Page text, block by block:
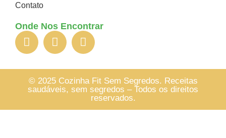
Contato
Onde Nos Encontrar
© 2025 Cozinha Fit Sem Segredos. Receitas
saudáveis, sem segredos – Todos os direitos
reservados.